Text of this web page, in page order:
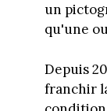
un
qu'une
Depuis
franchir